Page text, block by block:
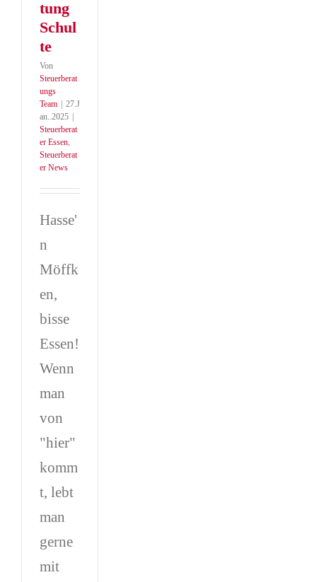
tung
Schul
te
Von
Steuerberat
ungs
Team
27.J
an..2025
Steuerberat
er Essen,
Steuerberat
er News
Hasse'
n
Möffk
en,
bisse
Essen!
Wenn
man
von
"hier"
komm
t, lebt
man
gerne
mit